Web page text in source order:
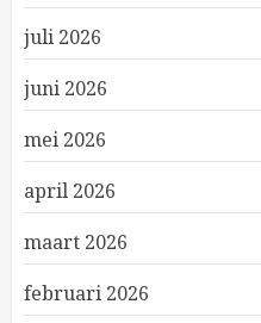
juli 2026
juni 2026
mei 2026
april 2026
maart 2026
februari 2026